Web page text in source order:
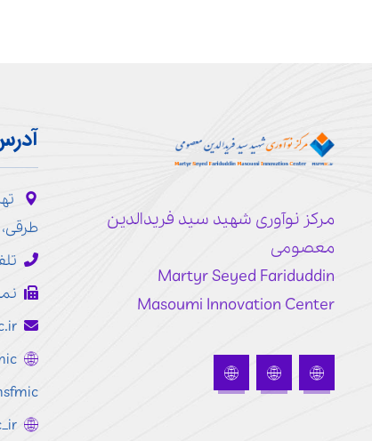
مرکز نوآوری شهید سید فریدالدین
معصومی
Martyr Seyed Fariduddin
Masoumi Innovation Center
طرقی،
تلفن:
نمابر: